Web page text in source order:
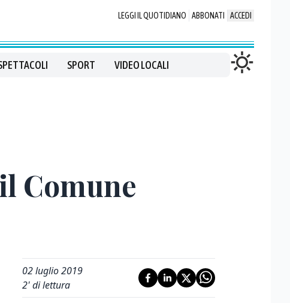
LEGGI IL QUOTIDIANO ABBONATI ACCEDI
SPORT VIDEO LOCALI
Comune
02 luglio 2019
2' di lettura